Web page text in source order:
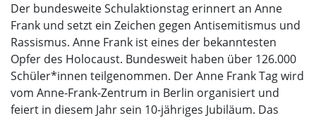
Der bundesweite Schulaktionstag erinnert an Anne
Frank und setzt ein Zeichen gegen Antisemitismus und
Rassismus. Anne Frank ist eines der bekanntesten
Opfer des Holocaust. Bundesweit haben über 126.000
Schüler*innen teilgenommen. Der Anne Frank Tag wird
vom Anne-Frank-Zentrum in Berlin organisiert und
feiert in diesem Jahr sein 10-jähriges Jubiläum. Das